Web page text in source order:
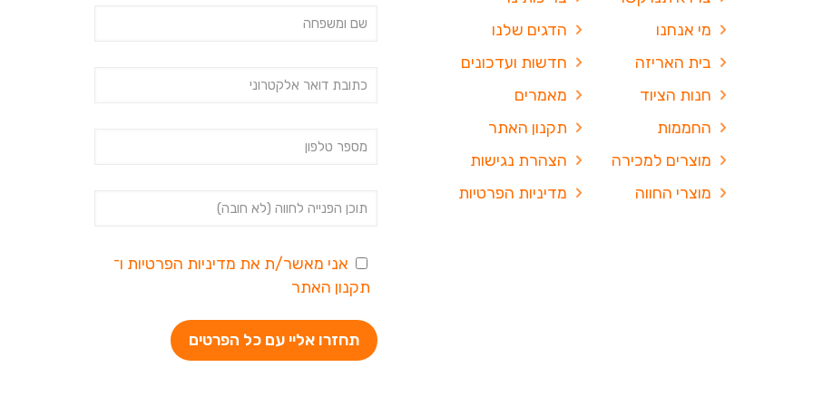
הדגים שלנו
חדשות ועדכונים
מאמרים
תקנון האתר
הצהרת נגישות
מדיניות הפרטיות
מי אנחנו
בית האריזה
חנות הציוד
החממות
מוצרים למכירה
מוצרי החווה
אני מאשר/ת את מדיניות הפרטיות ו־
תקנון האתר